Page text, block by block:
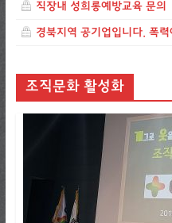
직장내 성희롱예방교육 문의
경북지역 공기업입니다. 폭력예방
조직문화 활성화